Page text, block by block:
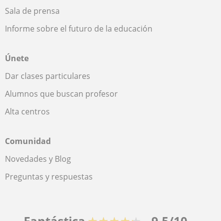
Sala de prensa
Informe sobre el futuro de la educación
Únete
Dar clases particulares
Alumnos que buscan profesor
Alta centros
Comunidad
Novedades y Blog
Preguntas y respuestas